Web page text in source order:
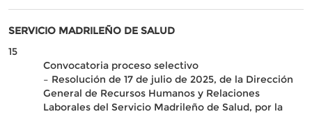
SERVICIO MADRILEÑO DE SALUD
15
Convocatoria proceso selectivo
– Resolución de 17 de julio de 2025, de la Dirección
General de Recursos Humanos y Relaciones
Laborales del Servicio Madrileño de Salud, por la